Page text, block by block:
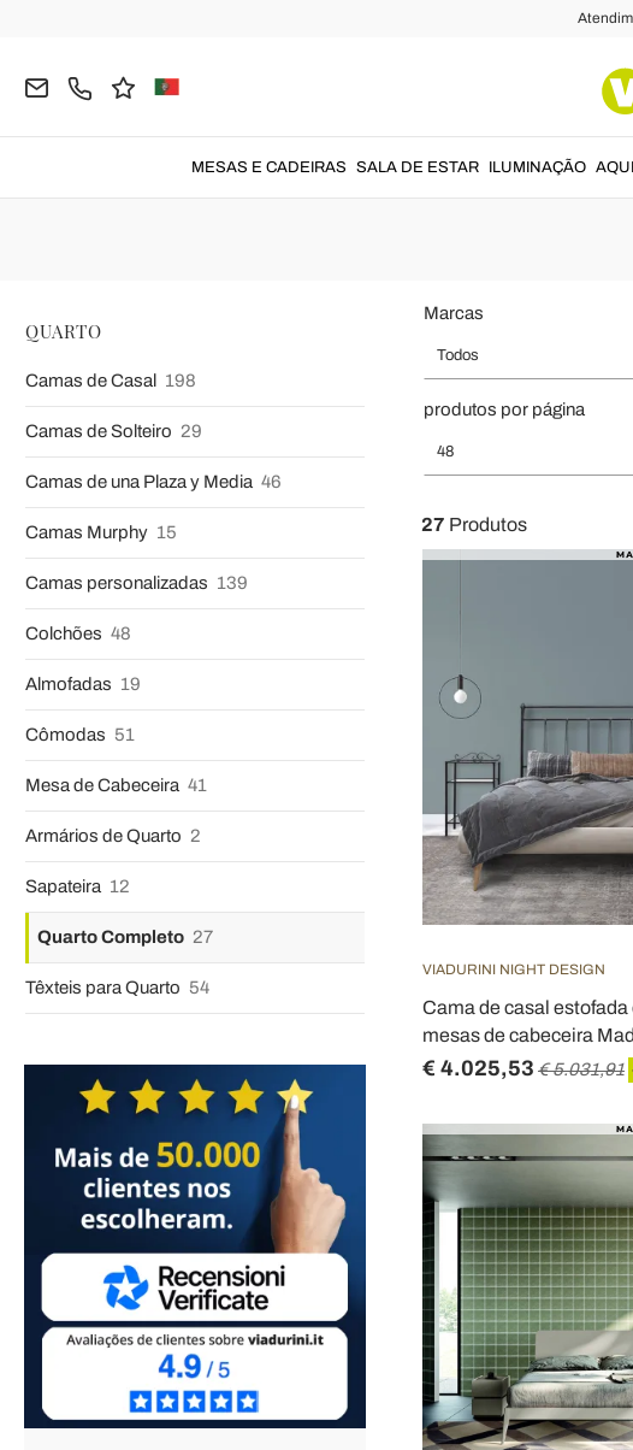
MESAS E CADEIRAS SALA DE ESTAR ILUMINAÇÃO
Mobilia de
emestilo
QUARTO
Camas de Casal 198
Camas de Solteiro 29
Camas de una Plaza y Media 46
Camas Murphy 15
Camas personalizadas 139
Colchões 48
Almofadas 19
Cômodas 51
Mesa de Cabeceira 41
Armários de Quarto 2
Sapateira 12
Quarto Completo 27
Têxteis para Quarto 54
Marcas
Todos
produtos por página
48
27 Produtos
VIADURINI NIGHT DESIGN
Cama de casal estofada
mesas de cabeceira
€ 4.025,53 € 5.031,91